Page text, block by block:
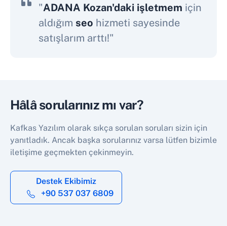
"ADANA Kozan'daki işletmem için
aldığım seo hizmeti sayesinde
satışlarım arttı!"
Hâlâ sorularınız mı var?
Kafkas Yazılım olarak sıkça sorulan soruları sizin için
yanıtladık. Ancak başka sorularınız varsa lütfen bizimle
iletişime geçmekten çekinmeyin.
Destek Ekibimiz
+90 537 037 6809